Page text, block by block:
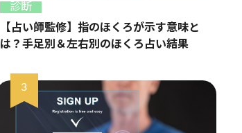
診断
【占い師監修】指のほくろが示す意味と
は？手足別＆左右別のほくろ占い結果